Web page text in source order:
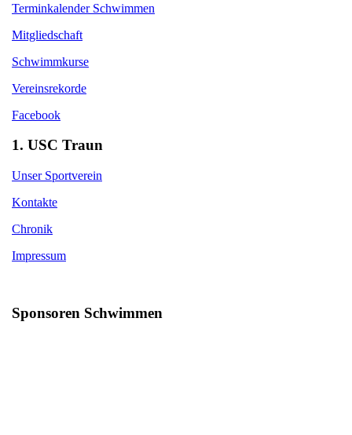
Terminkalender Schwimmen
Mitgliedschaft
Schwimmkurse
Vereinsrekorde
Facebook
1. USC Traun
Unser Sportverein
Kontakte
Chronik
Impressum
Sponsoren Schwimmen